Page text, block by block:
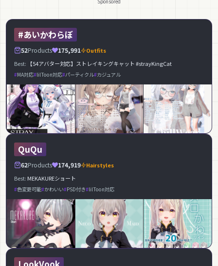
Sponsored
#あいかわらぼ
52Products 175,991
Outfits
Best:
【54アバター対応】ストレイキングキャット #strayKingCat
MA対応 lilToon対応 パーティクル カジュアル
QuQu
62Products 174,919
Hairstyles
Best: MEKAKUREショート
色変更可能 かわいい PSD付き lilToon対応